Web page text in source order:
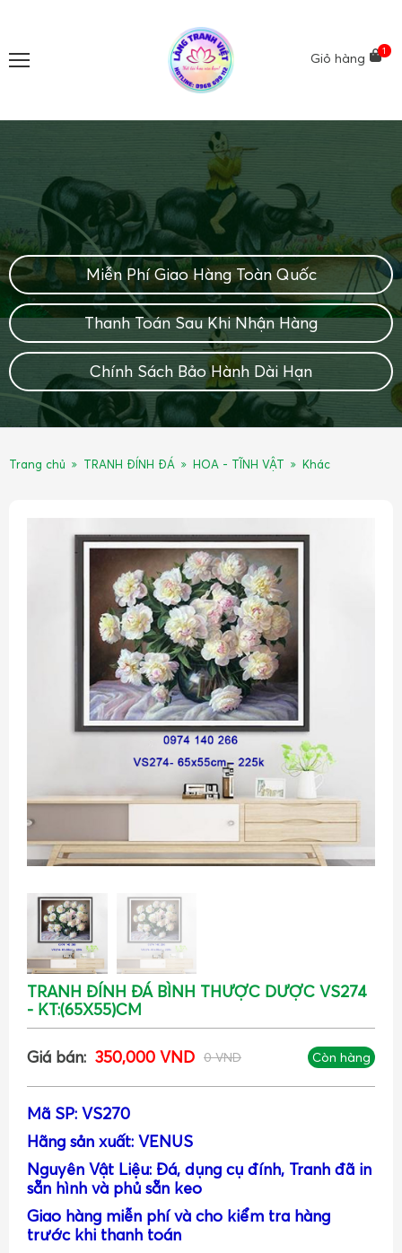
Giỏ hàng
1
Miễn Phí Giao Hàng Toàn Quốc
Thanh Toán Sau Khi Nhận Hàng
Chính Sách Bảo Hành Dài Hạn
Trang chủ TRANH ĐÍNH ĐÁ HOA - TĨNH VẬT Khác
TRANH ĐÍNH ĐÁ BÌNH THƯỢC DƯỢC VS274
- KT:(65X55)CM
Giá bán: 350,000 VND 0 VND Còn hàng
Mã SP: VS270
Hãng sản xuất: VENUS
Nguyên Vật Liệu: Đá, dụng cụ đính, Tranh đã in
sẵn hình và phủ sẵn keo
Giao hàng miễn phí và cho kiểm tra hàng
trước khi thanh toán